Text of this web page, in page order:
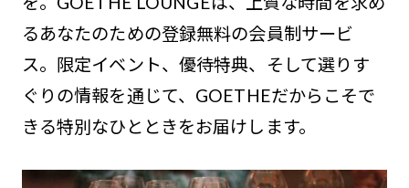
るあなたのための登録無料の会員制サービ
ス。限定イベント、優待特典、そして選りす
ぐりの情報を通じて、GOETHEだからこそで
きる特別なひとときをお届けします。